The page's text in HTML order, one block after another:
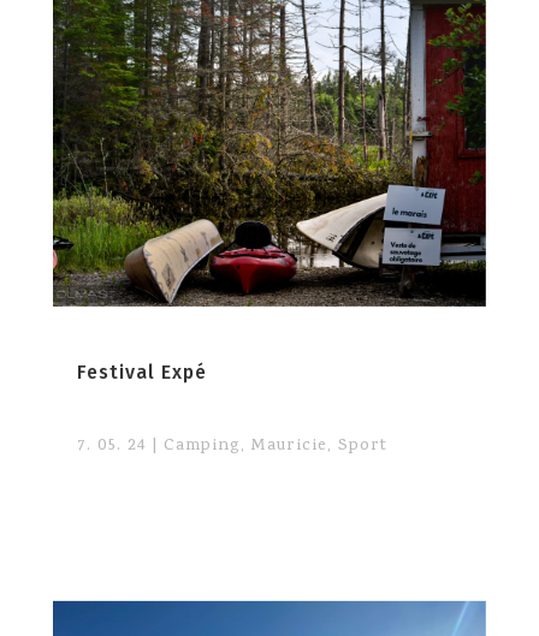
Festival Expé
7. 05. 24 | Camping, Mauricie, Sport